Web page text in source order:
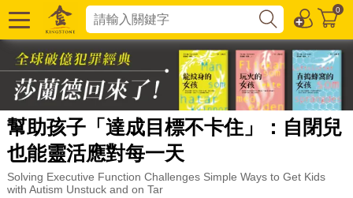
0
幫助孩子「達成目標不卡住」：自閉兒
也能靈活應對每一天
Solving Executive Function Challenges Simple Ways to Get Kids
with Autism Unstuck and on Tar